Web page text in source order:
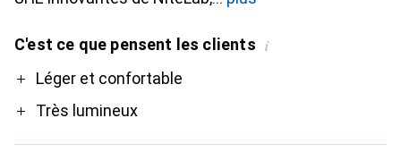
C'est ce que pensent les clients i
ProLéger et confortable
Très lumineux